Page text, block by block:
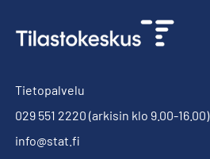
Tietopalvelu
029 551 2220 (arkisin klo 9.00-16.00)
info@stat.fi